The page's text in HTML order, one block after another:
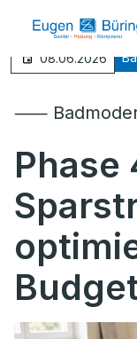
08.06.2026
⸺
Phase